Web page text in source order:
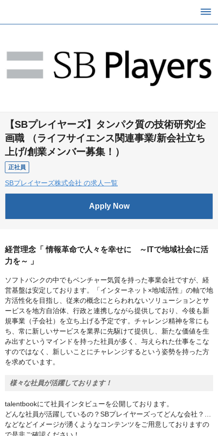
【SBプレイヤーズ】タンパク質の技術研究/企
画職 （ライフサイエンス関連事業/新会社立ち
上げ/創業メンバー募集！）
正社員
SBプレイヤーズ株式会社 の求人一覧
Apply Now
経営理念「 情報革命で人々を幸せに ～ITで地域社会に活
力を～ 」
ソフトバンクの中でもベンチャー気質を持った事業会社ですが、経
営基盤は安定しております。「インターネット×地域活性」の軸で地
⽅活性化を⽬指し、従来の概念にとらわれないソリューションとサ
ービスを地⽅⾃治体、⾏政と連携しながら提供しており、今後も新
規事業（⼦会社）を立ち上げる予定です。チャレンジ精神を常にも
ち、常に新しいサービスを業界に先駆けて提供し、新たな価値を⽣
み出すというマインドを持った社員が多く、与えられた仕事をこな
すのではなく、新しいことにチャレンジするという姿勢を持った⽅
を求めています。
様々な社員が活躍しております！
talentbookにて社員インタビューを公開しております。
どんな社員が活躍しているの？SBプレイヤーズってどんな会社？…
などなどイメージが湧くようなコンテンツをご用意しておりますの